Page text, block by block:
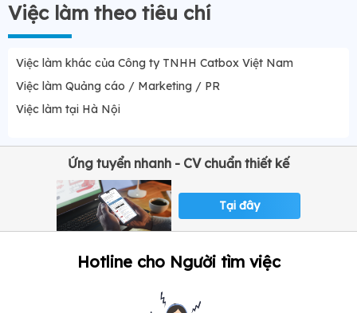
Việc làm theo tiêu chí
Việc làm khác của Công ty TNHH Catbox Việt Nam
Việc làm Quảng cáo / Marketing / PR
Việc làm tại Hà Nội
Ứng tuyển nhanh - CV chuẩn thiết kế
Tại đây
Hotline cho Người tìm việc